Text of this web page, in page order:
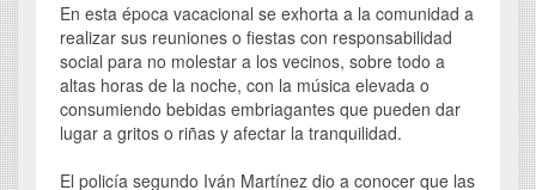
En esta época vacacional se exhorta a la comunidad a
realizar sus reuniones o fiestas con responsabilidad
social para no molestar a los vecinos, sobre todo a
altas horas de la noche, con la música elevada o
consumiendo bebidas embriagantes que pueden dar
lugar a gritos o riñas y afectar la tranquilidad.
El policía segundo Iván Martínez dio a conocer que las